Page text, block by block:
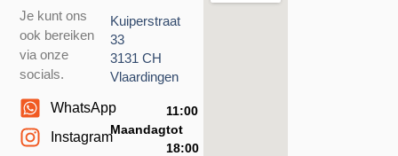
Je kunt ons
ook bereiken
via onze
socials.
WhatsApp
Instagram
Kuiperstraat
33
3131 CH
Vlaardingen
Maandag
11:00
tot
18:00